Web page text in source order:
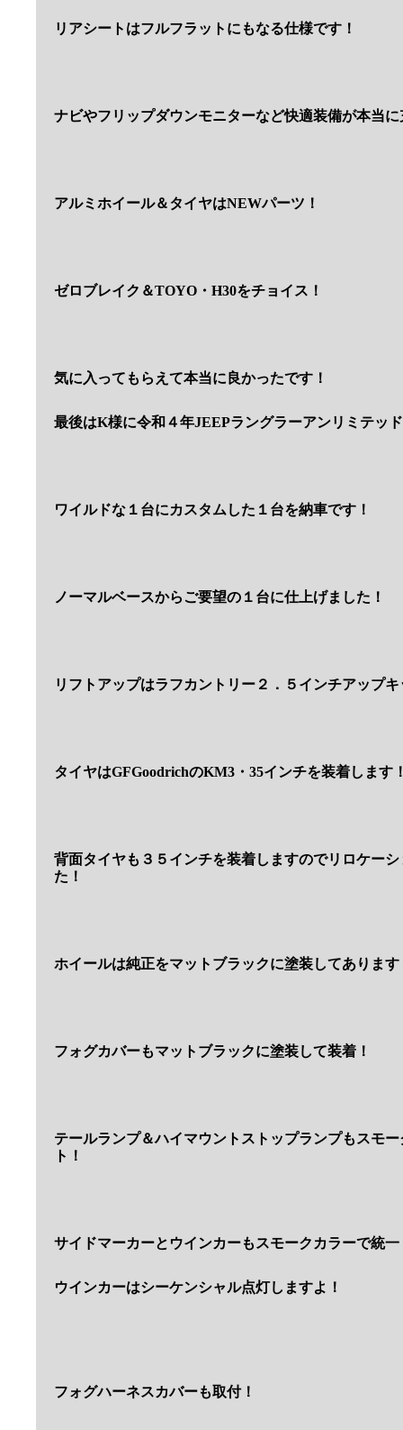
リアシートはフルフラットにもなる仕様です！
ナビやフリップダウンモニターなど快適装備が本当
アルミホイール＆タイヤはNEWパーツ！
ゼロブレイク＆TOYO・H30をチョイス！
気に入ってもらえて本当に良かったです！
最後はK様に令和４年JEEPラングラーアンリミテッ
ワイルドな１台にカスタムした１台を納車です！
ノーマルベースからご要望の１台に仕上げました！
リフトアップはラフカントリー２．５インチアップ
タイヤはGFGoodrichのKM3・35インチを装着します
背面タイヤも３５インチを装着しますのでリロケー
た！
ホイールは純正をマットブラックに塗装してあります
フォグカバーもマットブラックに塗装して装着！
テールランプ＆ハイマウントストップランプもスモ
ト！
サイドマーカーとウインカーもスモークカラーで統一
ウインカーはシーケンシャル点灯しますよ！
フォグハーネスカバーも取付！